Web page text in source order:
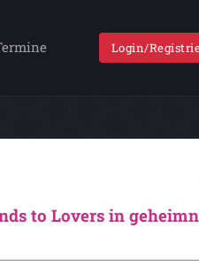
Login/
to Lovers in